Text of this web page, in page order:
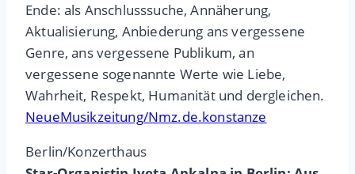
Ende: als Anschlusssuche, Annäherung,
Aktualisierung, Anbiederung ans vergessene
Genre, ans vergessene Publikum, an
vergessene sogenannte Werte wie Liebe,
Wahrheit, Respekt, Humanität und dergleichen.
NeueMusikzeitung/Nmz.de.konstanze
Berlin/Konzerthaus